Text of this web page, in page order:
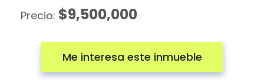
Precio: $9,500,000
Me interesa este inmueble